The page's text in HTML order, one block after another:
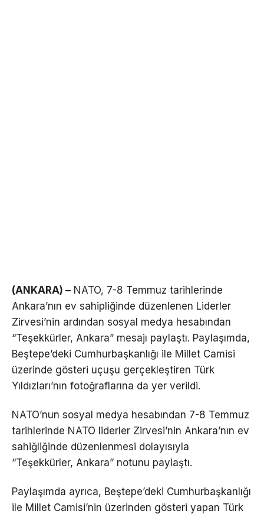
(ANKARA) – NATO, 7-8 Temmuz tarihlerinde
Ankara’nın ev sahipliğinde düzenlenen Liderler
Zirvesi’nin ardından sosyal medya hesabından
“Teşekkürler, Ankara” mesajı paylaştı. Paylaşımda,
Beştepe’deki Cumhurbaşkanlığı ile Millet Camisi
üzerinde gösteri uçuşu gerçekleştiren Türk
Yıldızları’nın fotoğraflarına da yer verildi.
NATO’nun sosyal medya hesabından 7-8 Temmuz
tarihlerinde NATO liderler Zirvesi’nin Ankara’nın ev
sahiğliğinde düzenlenmesi dolayısıyla
“Teşekkürler, Ankara” notunu paylaştı.
Paylaşımda ayrıca, Beştepe’deki Cumhurbaşkanlığı
ile Millet Camisi’nin üzerinden gösteri yapan Türk